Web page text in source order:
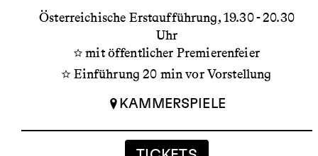
Österreichische Erstaufführung 19.30 - 20.30
Uhr
mit öffentlicher Premierenfeier
Einführung 20 min vor Vorstellung
KAMMERSPIELE